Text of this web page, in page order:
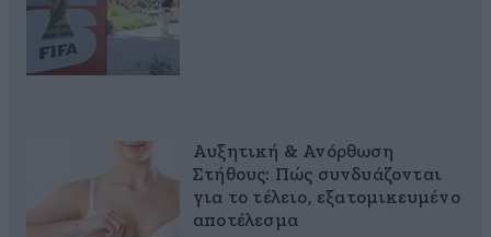
Αυξητική & Ανόρθωση
Στήθους: Πώς συνδυάζονται
για το τέλειο, εξατομικευμένο
αποτέλεσμα